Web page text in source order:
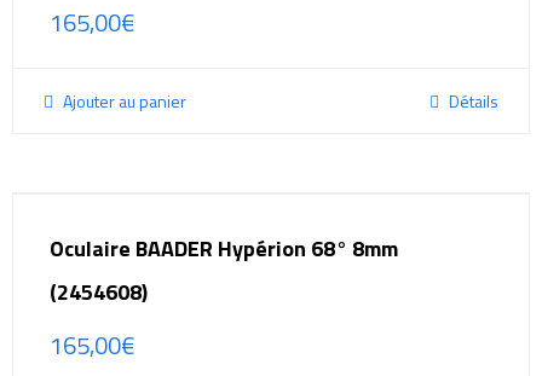
165,00€
Ajouter au panier Détails
Oculaire BAADER Hypérion 68° 8mm
(2454608)
165,00€